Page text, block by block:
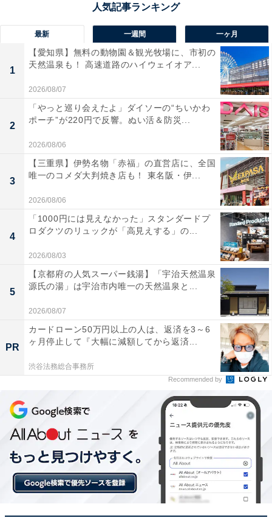
『真犯人フラグ』に関する商品をAmazonで見る
1位：『トリリオンゲーム』（平学・ガク）／65票
View this post on Instagram
最新 一週間 一ヶ月
1
【愛知県】無料の動物園＆観光牧場に、市初の
天然温泉も！ 高速道路のハイウェイオア...
2026/08/07
2
「やっと巡り会えたよ」ダイソーの“ちいかわ
ポーチ”が220円で反響。ぬい活＆防災...
2026/08/06
3
【三重県】伊勢名物「赤福」の直営店に、全国
唯一のコメダ大判焼き店も！ 東名阪・伊...
2026/08/06
4
「1000円には見えなかった」スタンダードプ
ロダクツのリュックが「高見えする」の...
2026/08/03
5
【京都府の人気スーパー銭湯】「宇治天然温泉
源氏の湯」は宇治市内唯一の天然温泉と...
2026/08/07
PR
カードローン50万円以上の人は、返済を3～6
ヶ月停止して『大幅に減額してから返済...
渋谷法務総合事務所
Recommended by